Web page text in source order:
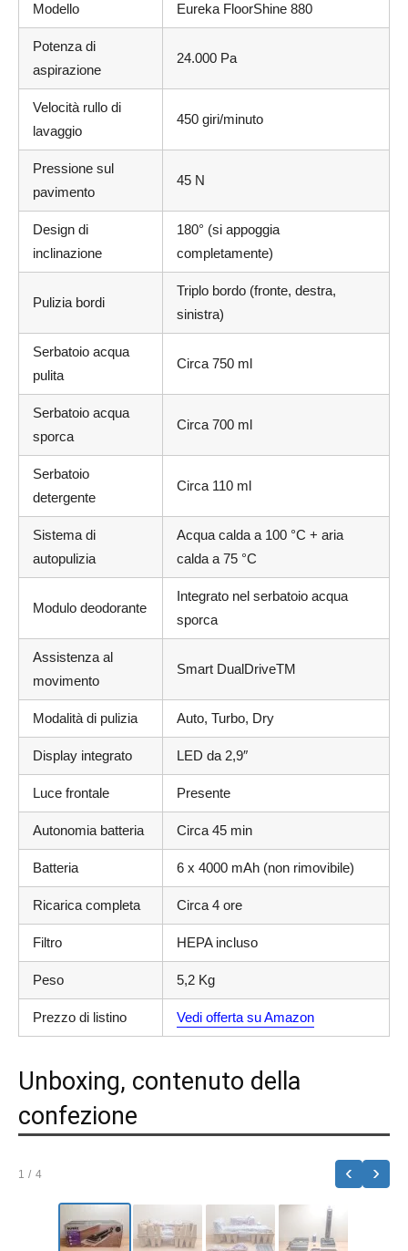
Modello Eureka FloorShine 880
Potenza di
aspirazione
24.000 Pa
Velocità rullo di
lavaggio
450 giri/minuto
Pressione sul
pavimento
45 N
Design di
inclinazione
180° (si appoggia
completamente)
Pulizia bordi
Triplo bordo (fronte, destra,
sinistra)
Serbatoio acqua
pulita
Circa 750 ml
Serbatoio acqua
sporca
Circa 700 ml
Serbatoio
detergente
Circa 110 ml
Sistema di
autopulizia
Acqua calda a 100 °C + aria
calda a 75 °C
Modulo deodorante
Integrato nel serbatoio acqua
sporca
Assistenza al
movimento
Smart DualDriveTM
Modalità di pulizia Auto, Turbo, Dry
Display integrato LED da 2,9″
Luce frontale Presente
Autonomia batteria Circa 45 min
Batteria 6 x 4000 mAh (non rimovibile)
Ricarica completa Circa 4 ore
Filtro HEPA incluso
Peso 5,2 Kg
Prezzo di listino Vedi offerta su Amazon
Unboxing, contenuto della
confezione
1 / 4 ‹ ›